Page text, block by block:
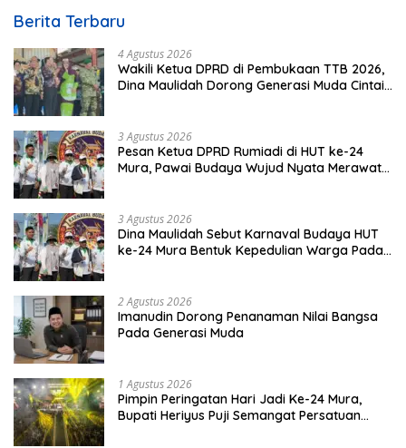
Berita Terbaru
4 Agustus 2026
Wakili Ketua DPRD di Pembukaan TTB 2026,
Dina Maulidah Dorong Generasi Muda Cintai
3 Agustus 2026
Pesan Ketua DPRD Rumiadi di HUT ke-24
Mura, Pawai Budaya Wujud Nyata Merawat
3 Agustus 2026
Dina Maulidah Sebut Karnaval Budaya HUT
ke-24 Mura Bentuk Kepedulian Warga Pada
2 Agustus 2026
Imanudin Dorong Penanaman Nilai Bangsa
Pada Generasi Muda
1 Agustus 2026
Pimpin Peringatan Hari Jadi Ke-24 Mura,
Bupati Heriyus Puji Semangat Persatuan